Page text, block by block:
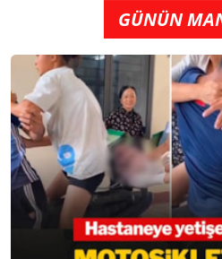
GÜNÜN